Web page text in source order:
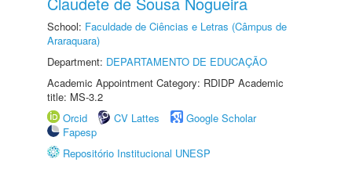
School: Faculdade de Ciências e Letras (Câmpus de
Araraquara)
Department: DEPARTAMENTO DE EDUCAÇÃO
Academic Appointment Category: RDIDP Academic
title: MS-3.2
Orcid
CV Lattes
Google Scholar
Fapesp
Repositório Institucional UNESP